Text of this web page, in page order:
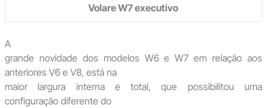
Volare W7 executivo
A
grande novidade dos modelos W6 e W7 em relação aos
anteriores V6 e V8, está na
maior largura interna e total, que possibilitou uma
configuração diferente do